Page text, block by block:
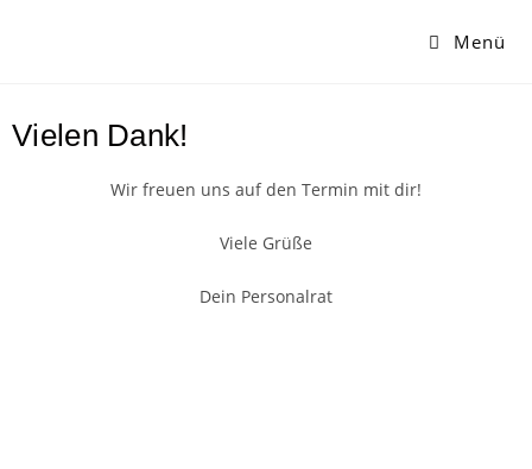
Menü
Vielen Dank!
Wir freuen uns auf den Termin mit dir!
Viele Grüße
Dein Personalrat